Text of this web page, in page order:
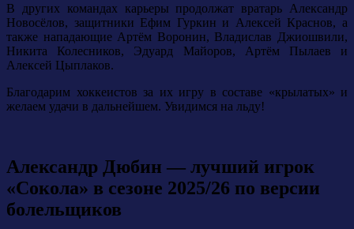
В других командах карьеры продолжат вратарь Александр
Новосёлов, защитники Ефим Гуркин и Алексей Краснов, а
также нападающие Артём Воронин, Владислав Джиошвили,
Никита Колесников, Эдуард Майоров, Артём Пылаев и
Алексей Цыплаков.
Благодарим хоккеистов за их игру в составе «крылатых» и
желаем удачи в дальнейшем. Увидимся на льду!
Александр Дюбин — лучший игрок
«Сокола» в сезоне 2025/26 по версии
болельщиков